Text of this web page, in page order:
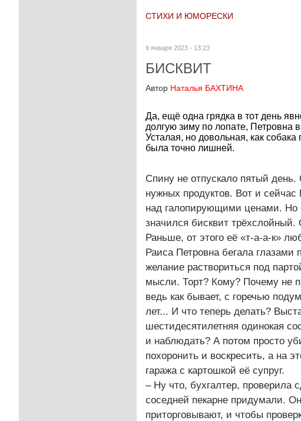
СТИХИ И ЮМОРЕСКИ
9 января 2023 - 13:23
БИСКВИТ
Автор Наталья БАХТИНА
Да, ещё одна грядка в тот день
долгую зиму по лопате, Петровна
Усталая, но довольная, как
была точно лишней.
Спину не отпускало пятый
нужных продуктов. Вот и сейчас
над галопирующими ценами. Но
значился бисквит
Раньше, от этого её «т-а-а-к»
Раиса Петровна бегала глазами
желание раствориться под
мысли. Торт? Кому? Почему не
ведь как бывает, с горечью
лет... И что теперь делать?
шестидесятилетняя одинокая
и наблюдать? А потом просто
похоронить и воскресить, а на
гаража с картошкой её супруг.
– Ну что, бухгалтер, проверила
соседней пекарне придумали.
приторговывают, и чтобы